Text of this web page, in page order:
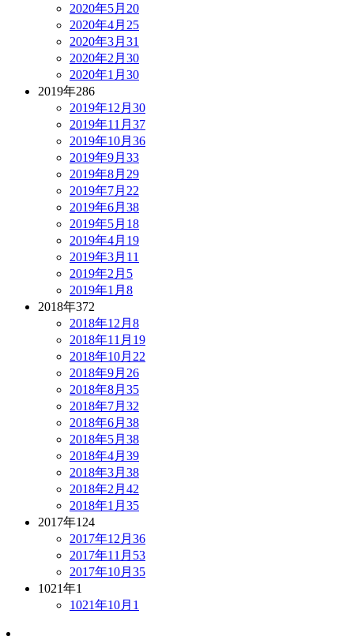
2020年5月 20
2020年4月 25
2020年3月 31
2020年2月 30
2020年1月 30
2019年286
2019年12月 30
2019年11月 37
2019年10月 36
2019年9月 33
2019年8月 29
2019年7月 22
2019年6月 38
2019年5月 18
2019年4月 19
2019年3月 11
2019年2月 5
2019年1月 8
2018年372
2018年12月 8
2018年11月 19
2018年10月 22
2018年9月 26
2018年8月 35
2018年7月 32
2018年6月 38
2018年5月 38
2018年4月 39
2018年3月 38
2018年2月 42
2018年1月 35
2017年124
2017年12月 36
2017年11月 53
2017年10月 35
1021年1
1021年10月 1